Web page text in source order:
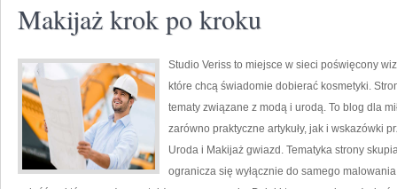
Makijaż krok po kroku
Studio Veriss to miejsce w sieci poświęcony
które chcą świadomie dobierać kosmetyki.
tematy związane z modą i urodą. To blog dla
zarówno praktyczne artykuły, jak i wskazówki
Uroda i Makijaż gwiazd. Tematyka strony
ogranicza się wyłącznie do samego